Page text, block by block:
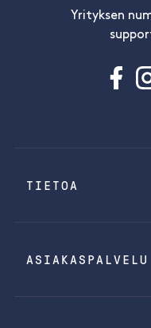
Yrityksen
TIETOA
ASIAKASPALVELU